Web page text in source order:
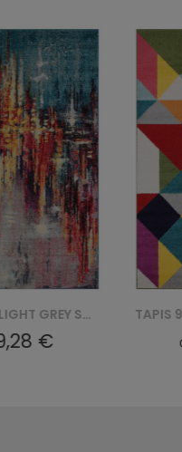
TAPIS 9802A LIGHT GREY SALSA - WIELOKOLOROWY, CIEMNY TURKUSOWY